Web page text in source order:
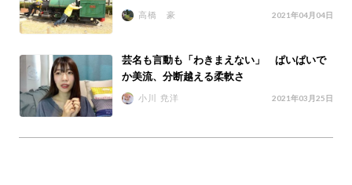
高橋 豪 2021年04月04日
芸名も言動も「わきまえない」 ぱいぱいで
か美流、分断越える柔軟さ
小川 尭洋 2021年03月25日